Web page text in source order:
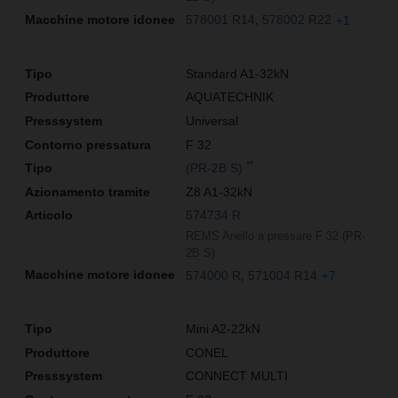
578001 R14 578002 R22 +1
Standard A1-32kN
AQUATECHNIK
Universal
F 32
(PR-2B S)
Z8 A1-32kN
574734 R
574000 R 571004 R14 +7
Mini A2-22kN
CONEL
CONNECT MULTI